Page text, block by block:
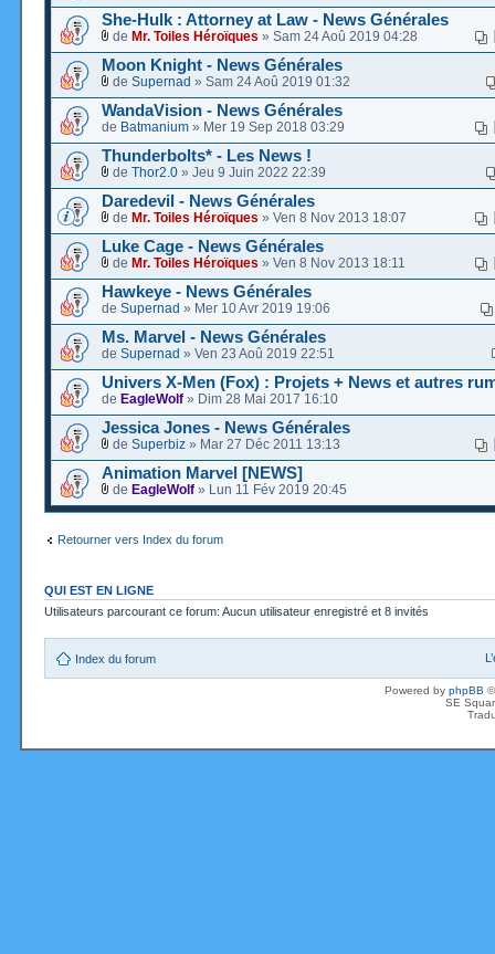
She-Hulk : Attorney at Law - News Générales
de Mr. Toiles Héroïques » Sam 24 Aoû 2019 04:28
Moon Knight - News Générales
de Supernad » Sam 24 Aoû 2019 01:32
WandaVision - News Générales
de Batmanium » Mer 19 Sep 2018 03:29
Thunderbolts* - Les News !
de Thor2.0 » Jeu 9 Juin 2022 22:39
Daredevil - News Générales
de Mr. Toiles Héroïques » Ven 8 Nov 2013 18:07
Luke Cage - News Générales
de Mr. Toiles Héroïques » Ven 8 Nov 2013 18:11
Hawkeye - News Générales
de Supernad » Mer 10 Avr 2019 19:06
Ms. Marvel - News Générales
de Supernad » Ven 23 Aoû 2019 22:51
Univers X-Men (Fox) : Projets + News et autres
de EagleWolf » Dim 28 Mai 2017 16:10
Jessica Jones - News Générales
de Superbiz » Mar 27 Déc 2011 13:13
Animation Marvel [NEWS]
de EagleWolf » Lun 11 Fév 2019 20:45
Retourner vers Index du forum
QUI EST EN LIGNE
Utilisateurs parcourant ce forum: Aucun utilisateur enregistré et 8 invités
Index du forum
Powered by phpBB
SE